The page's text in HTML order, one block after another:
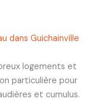
dans Guichainville
logements et
particulière pour
et cumulus.